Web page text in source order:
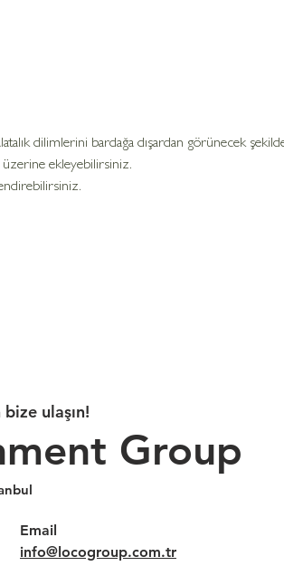
dilimlerini bardağa dışardan görünecek
üzerine ekleyebilirsiniz.
ulaşın!
Group
Email
info@locogroup.com.tr